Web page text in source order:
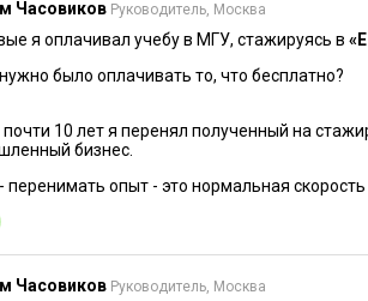
10163 1
как
карьеру
ПОИСК РАБОТЫ
карьеры
Часовиков Руководитель, Москва
я оплачивал учебу в МГУ, стажируясь в
было оплачивать то, что бесплатно?
почти 10 лет я перенял полученный на
бизнес.
перенимать опыт - это нормальная
Часовиков Руководитель, Москва